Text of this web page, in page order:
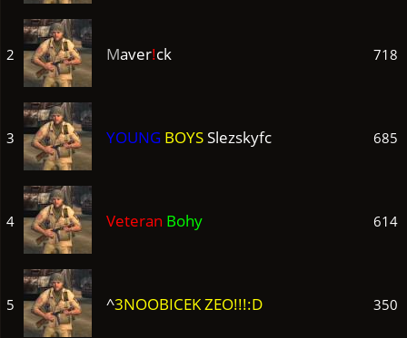
2 Maver!ck 718
3 YOUNG BOYSSlezskyfc 685
4 Veteran Bohy 614
5 ^3NOOBICEK ZEO!!!:D 350